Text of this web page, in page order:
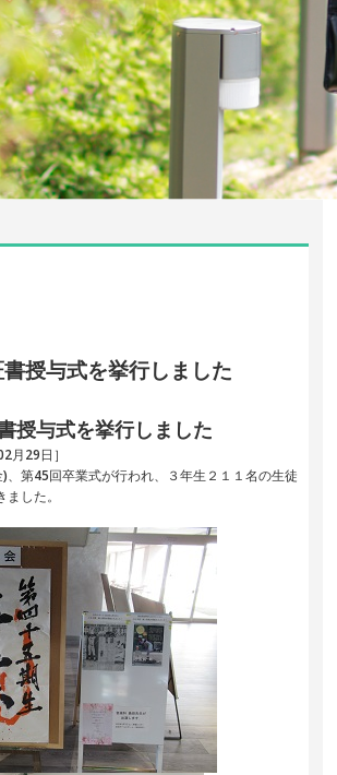
授与式を挙行しました
授与式を挙行しました
月29日］
第45回卒業式が行われ、３年生２１１名の生徒
した。